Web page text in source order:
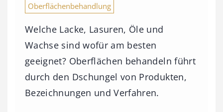
Oberflächenbehandlung
Welche Lacke, Lasuren, Öle und
Wachse sind wofür am besten
geeignet? Oberflächen behandeln führt
durch den Dschungel von Produkten,
Bezeichnungen und Verfahren.